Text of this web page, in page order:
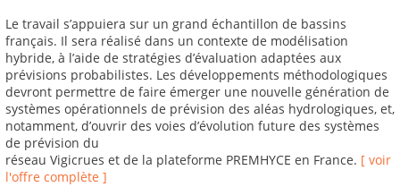
Le travail s’appuiera sur un grand échantillon de bassins
français. Il sera réalisé dans un contexte de modélisation
hybride, à l’aide de stratégies d’évaluation adaptées aux
prévisions probabilistes. Les développements méthodologiques
devront permettre de faire émerger une nouvelle génération de
systèmes opérationnels de prévision des aléas hydrologiques, et,
notamment, d’ouvrir des voies d’évolution future des systèmes
de prévision du
réseau Vigicrues et de la plateforme PREMHYCE en France. [ voir
l'offre complète ]